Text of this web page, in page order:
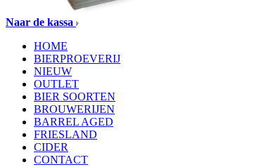
Naar de kassa
HOME
BIERPROEVERIJ
NIEUW
OUTLET
BIER SOORTEN
BROUWERIJEN
BARREL AGED
FRIESLAND
CIDER
CONTACT